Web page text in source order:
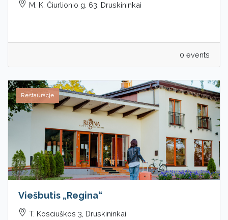
M. K. Čiurlionio g. 63, Druskininkai
0 events
Restauracje
Viešbutis „Regina“
T. Kosciuškos 3, Druskininkai